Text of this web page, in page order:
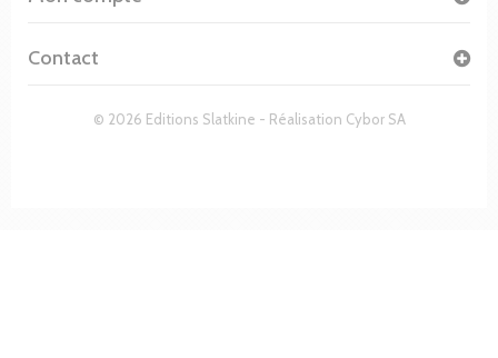
© 2026 Editions Slatkine - Réalisation Cybor SA
Contact